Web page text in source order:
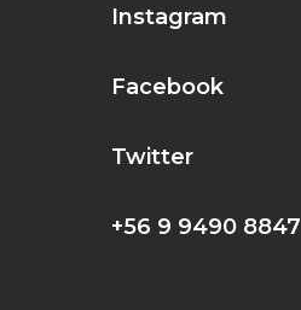
Instagram
Facebook
Twitter
+56 9 9490 8847